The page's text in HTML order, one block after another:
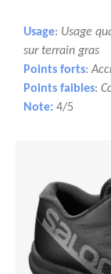
Usage: Usage
sur terrain gras
Points forts:
Points faibles:
Note: 4/5